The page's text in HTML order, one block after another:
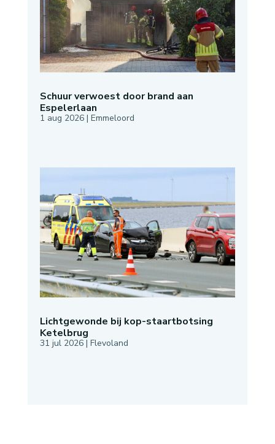
Schuur verwoest door brand aan
Espelerlaan
1 aug 2026| Emmeloord
Lichtgewonde bij kop-staartbotsing
Ketelbrug
31 jul 2026| Flevoland